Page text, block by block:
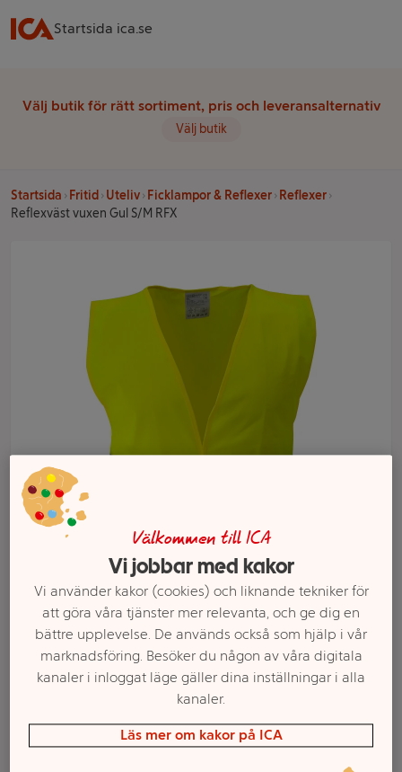
Startsida ica.se
Välj butik för rätt sortiment, pris och leveransalternativ
Välj butik
Startsida Fritid Uteliv Ficklampor & Reflexer
Reflexer
Reflexväst vuxen Gul S/M RFX
Välj butik och handla
Sortimentet kan variera mellan butikerna
Välkommen till ICA
Vi jobbar med kakor
Vi använder kakor (cookies) och liknande tekniker för
att göra våra tjänster mer relevanta, och ge dig en
bättre upplevelse. De används också som hjälp i vår
marknadsföring. Besöker du någon av våra digitala
kanaler i inloggat läge gäller dina inställningar i alla
kanaler.
Läs mer om kakor på ICA